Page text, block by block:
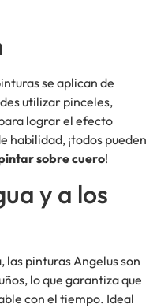
se aplican de
utilizar pinceles,
lograr el efecto
habilidad, ¡todos pueden
sobre cuero!
y a los
las pinturas Angelus son
lo que garantiza que
con el tiempo. Ideal